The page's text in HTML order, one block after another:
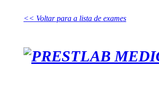
<< Voltar para a lista de exames